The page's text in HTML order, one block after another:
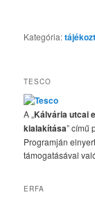
Kategória:
TESCO
A „Kálvária utcai
kialakítása” című
Programján
támogatásával
ERFA